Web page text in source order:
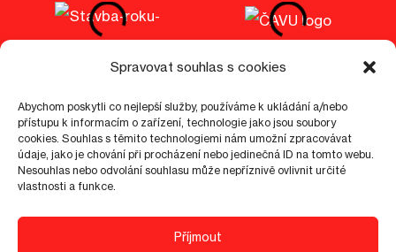
Spravovat souhlas s cookies
Abychom poskytli co nejlepší služby, používáme k ukládání a/nebo
přístupu k informacím o zařízení, technologie jako jsou soubory
cookies. Souhlas s těmito technologiemi nám umožní zpracovávat
údaje, jako je chování při procházení nebo jedinečná ID na tomto webu.
Nesouhlas nebo odvolání souhlasu může nepříznivě ovlivnit určité
vlastnosti a funkce.
Příjmout
©2026 epo1.cz
Nastavení cookies Zásady ochrany osobních údajů